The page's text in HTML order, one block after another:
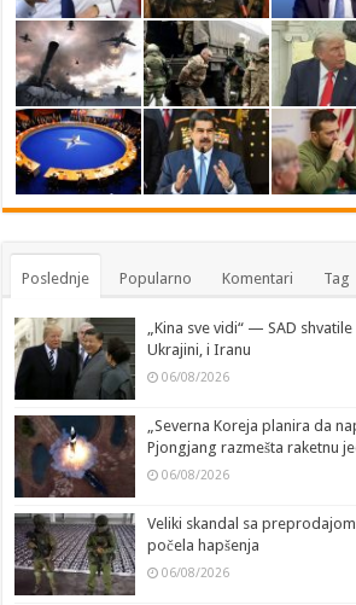
Poslednje Popularno Komentari Tag
„Kina sve vidi“ — SAD
Ukrajini, i Iranu
06/08/2026
„Severna Koreja planira da
Pjongjang razmešta raketnu
06/08/2026
Veliki skandal sa
počela hapšenja
06/08/2026